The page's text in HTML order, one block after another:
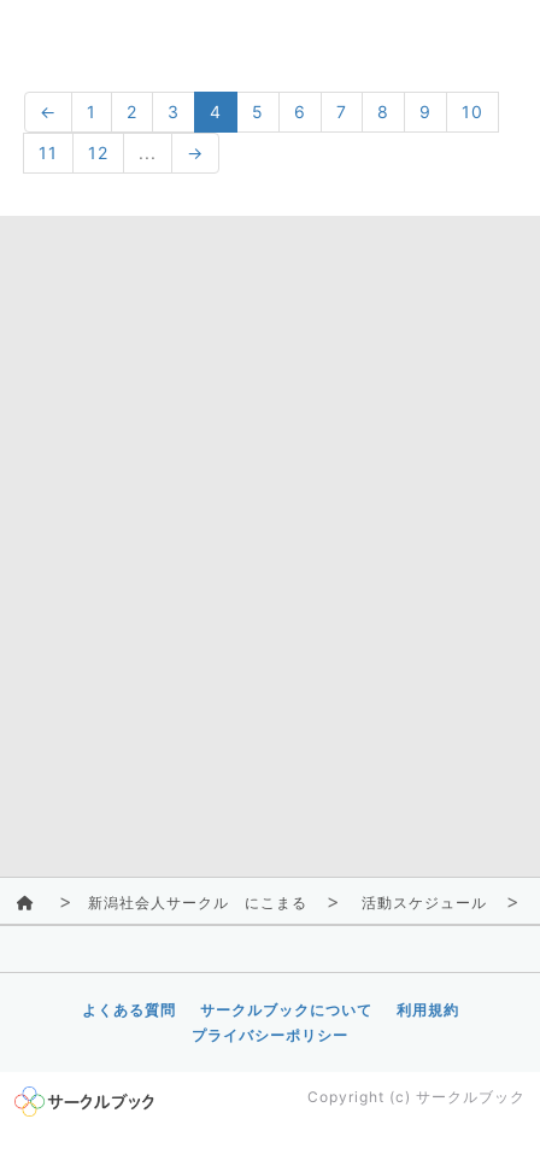
← 1 2 3 4 5 6 7 8 9
10
11
12 ... →
新潟社会人サークル にこまる 活動スケジュール
よくある質問 サークルブックについて
利用規約
プライバシーポリシー
Copyright (c) サークルブック